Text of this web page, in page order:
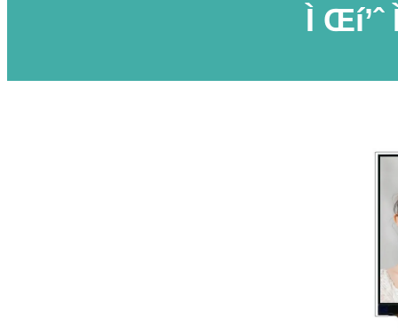
Ì Œí’ˆ